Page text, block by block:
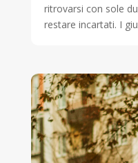
ritrovarsi con sole
restare incartati. I